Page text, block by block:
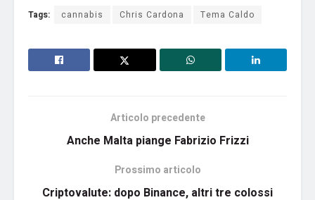
Tags: cannabis Chris Cardona Tema Caldo
Articolo precedente
Anche Malta piange Fabrizio Frizzi
Prossimo articolo
Criptovalute: dopo Binance, altri tre colossi